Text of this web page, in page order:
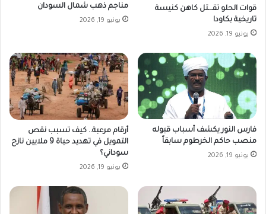
قوات الحلو تقـ.ـتل كاهن كنيسة
تاريخية بكاودا
يونيو 19, 2026
مناجم ذهب شمال السودان
يونيو 19, 2026
فارس النور يكشف أسباب قبوله
منصب حاكم الخرطوم سابقاً
يونيو 19, 2026
أرقام مرعبة.. كيف تسبب نقص
التمويل في تهديد حياة 9 ملايين نازح
سوداني؟
يونيو 19, 2026